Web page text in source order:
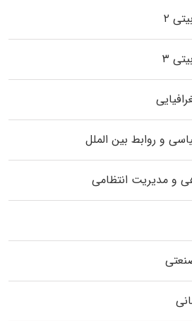
۲
۳
و روابط بین الملل
و مدیریت انتظامی